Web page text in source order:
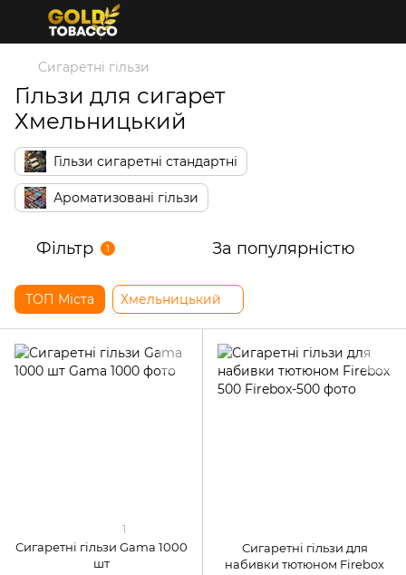
Сигаретні гільзи
Гільзи для сигарет
Хмельницький
Гільзи сигаретні стандартні
Ароматизовані гільзи
Фільтр 1 За популярністю
ТОП Міста Хмельницький
1
Сигаретні гільзи Gama 1000
шт
Сигаретні гільзи для
набивки тютюном Firebox